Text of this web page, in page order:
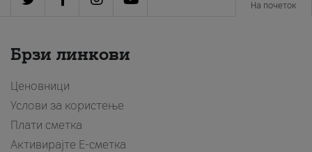
На почеток
Брзи линкови
Ценовници
Услови за користење
Плати сметка
Активирајте Е-сметка